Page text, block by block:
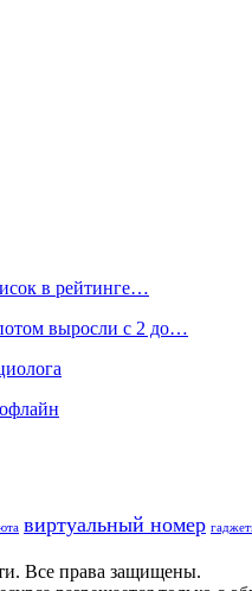
в рейтинге…
выросли с 2 до…
виртуальный номер
Все права защищены.